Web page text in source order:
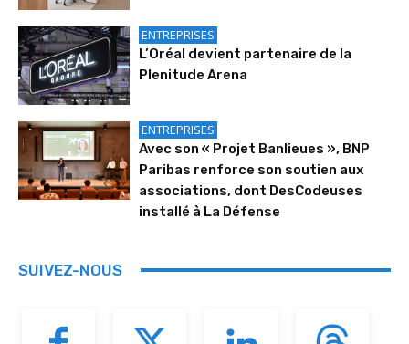
ENTREPRISES
L’Oréal devient partenaire de la
Plenitude Arena
ENTREPRISES
Avec son « Projet Banlieues », BNP
Paribas renforce son soutien aux
associations, dont DesCodeuses
installé à La Défense
SUIVEZ-NOUS